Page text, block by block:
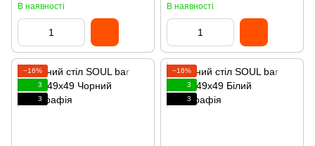
В наявності
В наявності
−16%
3
3
−16%
3
3